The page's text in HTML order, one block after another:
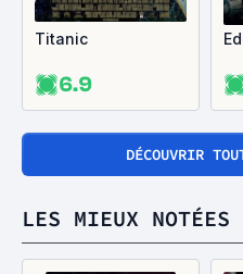
Titanic
6.9
DÉCOUVRIR
LES MIEUX NOTÉES